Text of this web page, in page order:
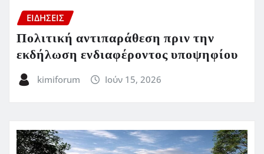
ΕΙΔΗΣΕΙΣ
Πολιτική αντιπαράθεση πριν την
εκδήλωση ενδιαφέροντος υποψηφίου
kimiforum Ιούν 15, 2026